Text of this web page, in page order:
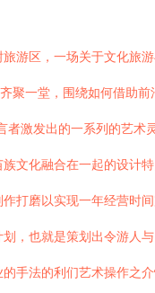
游区，一场关于文化旅
聚一堂，围绕如何借助
者激发出的一系列的艺
文化融合在一起的设计
打磨以实现一年经营时
，也就是策划出令游人
手法的利们艺术操作之